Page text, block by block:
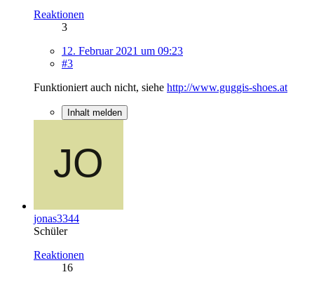
Reaktionen
3
12. Februar 2021 um 09:23
#3
Funktioniert auch nicht, siehe http://www.guggis-shoes.at
Inhalt melden
jonas3344
Schüler
Reaktionen
16